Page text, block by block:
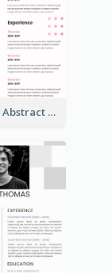
Minimalist Abstract Pink Resume